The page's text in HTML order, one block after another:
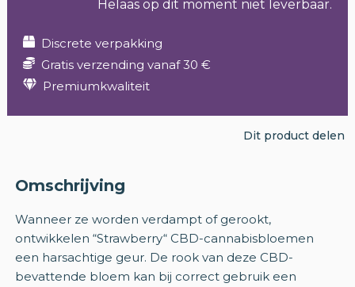
Helaas op dit moment niet leverbaar.
Discrete verpakking
Gratis verzending vanaf 30 €
Premiumkwaliteit
Dit product delen
Omschrijving
Wanneer ze worden verdampt of gerookt,
ontwikkelen “Strawberry“ CBD-cannabisbloemen
een harsachtige geur. De rook van deze CBD-
bevattende bloem kan bij correct gebruik een